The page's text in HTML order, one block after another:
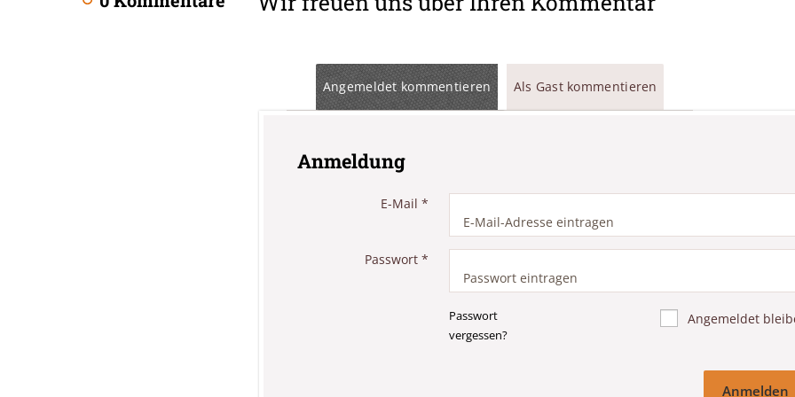
Angemeldet kommentieren Als Gast kommentieren
Anmeldung
E-Mail *
Passwort *
Passwort
vergessen?
Angemeldet
Anmelden